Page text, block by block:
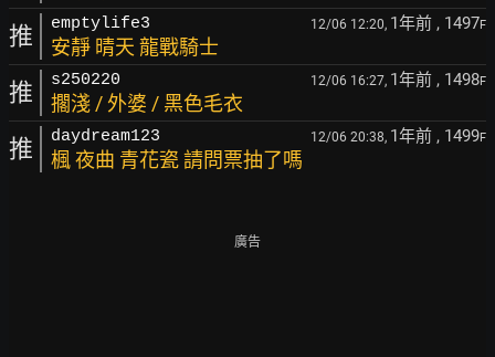
推 emptylife3 12/06 12:20, 1年前 , 1497F
安靜 晴天 龍戰騎士
推 s250220 12/06 16:27, 1年前 , 1498F
擱淺 / 外婆 / 黑色毛衣
推 daydream123 12/06 20:38, 1年前 , 1499F
楓 夜曲 青花瓷 請問票抽了嗎
廣告